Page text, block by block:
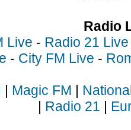
Radio
Live - Radio 21 Live
- City FM Live -
| Magic FM |
| Radio 21 |